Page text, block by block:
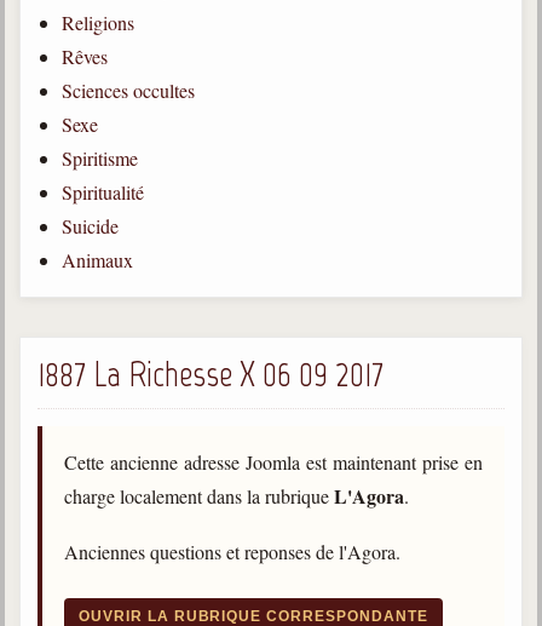
Gabriel Delanne
1857-1926
Chico Xavier
1910-2002
Divaldo Franco
1927-2025
Bibliothèque
Bibliothèque spirite
Documents
Bulletins "Le Spiritisme"
trimestrielles
Sujets du mois
Religions
Rêves
Sciences occultes
Sexe
Spiritisme
Spiritualité
Suicide
Animaux
1887 La Richesse X 06 09 2017
Cette ancienne adresse Joomla est maintenant prise en
charge localement dans la rubriqueL'Agora.
Anciennes questions et reponses de l'Agora.
OUVRIR LA RUBRIQUE CORRESPONDANTE